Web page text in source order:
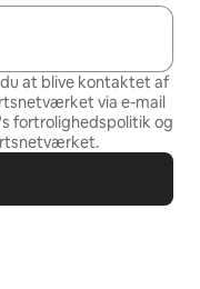
at blive kontaktet af
via e-mail
fortrolighedspolitik og
.